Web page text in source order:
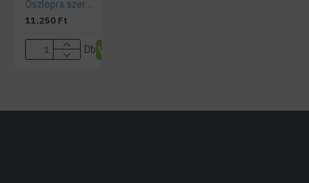
Oszlopra szerelhető illesztő idom
11.250 Ft
Db